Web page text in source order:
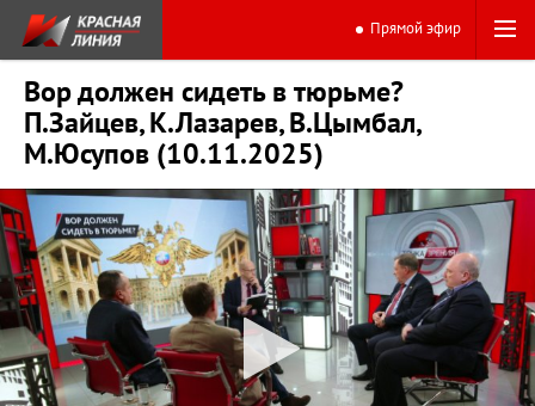
Прямой эфир
Вор должен сидеть в тюрьме?
П.Зайцев, К.Лазарев, В.Цымбал,
М.Юсупов (10.11.2025)